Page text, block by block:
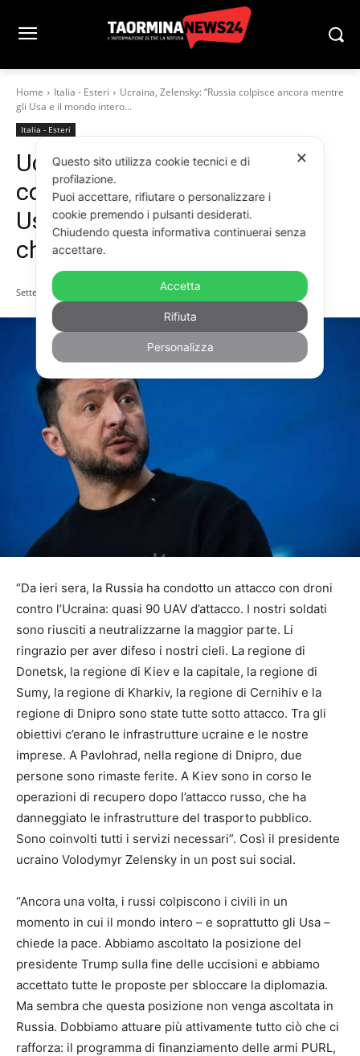
Home Italia - Esteri
Ucraina, Zelensky: “Russia colpisce ancora mentre
gli Usa e il mondo intero...
Italia - Esteri
Ucraina, Zelensky: “Russia
colpisce ancora mentre gli
Usa e il mondo intero
chiedono la pace”
Settembre 19, 2025
“Da ieri sera, la Russia ha condotto un attacco con droni
contro l’Ucraina: quasi 90 UAV d’attacco. I nostri soldati
sono riusciti a neutralizzarne la maggior parte. Li
ringrazio per aver difeso i nostri cieli. La regione di
Donetsk, la regione di Kiev e la capitale, la regione di
Sumy, la regione di Kharkiv, la regione di Cernihiv e la
regione di Dnipro sono state tutte sotto attacco. Tra gli
obiettivi c’erano le infrastrutture ucraine e le nostre
imprese. A Pavlohrad, nella regione di Dnipro, due
persone sono rimaste ferite. A Kiev sono in corso le
operazioni di recupero dopo l’attacco russo, che ha
danneggiato le infrastrutture del trasporto pubblico.
Sono coinvolti tutti i servizi necessari”. Così il presidente
ucraino Volodymyr Zelensky in un post sui social.
“Ancora una volta, i russi colpiscono i civili in un
momento in cui il mondo intero – e soprattutto gli Usa –
chiede la pace. Abbiamo ascoltato la posizione del
presidente Trump sulla fine delle uccisioni e abbiamo
accettato tutte le proposte per sbloccare la diplomazia.
Ma sembra che questa posizione non venga ascoltata in
Russia. Dobbiamo attuare più attivamente tutto ciò che ci
rafforza: il programma di finanziamento delle armi PURL,
✕
Questo sito utilizza cookie tecnici e di
profilazione.
Puoi accettare, rifiutare o personalizzare i
cookie premendo i pulsanti desiderati.
Chiudendo questa informativa continuerai senza
accettare.
Accetta
Rifiuta
Personalizza